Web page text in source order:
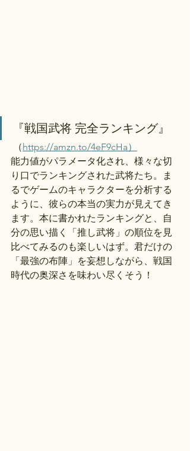
『戦国武将 完全ランキング』
（https://amzn.to/4eF9cHa）
能力値がパラメータ化され、様々な切
り口でランキングされた武将たち。ま
るでゲームのキャラクターを分析する
ように、彼らの本当の実力が見えてき
ます。本に書かれたランキングと、自
分の思い描く「推し武将」の順位を見
比べてみるのも楽しいはず。君だけの
「最強の布陣」を妄想しながら、戦国
時代の奥深さを味わい尽くそう！